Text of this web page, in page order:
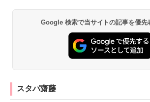
Google 検索で当サイトの記事を優先
スタパ齋藤